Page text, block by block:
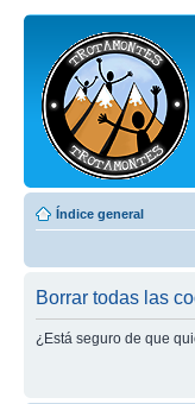
Índice general
Borrar todas las
¿Está seguro de que